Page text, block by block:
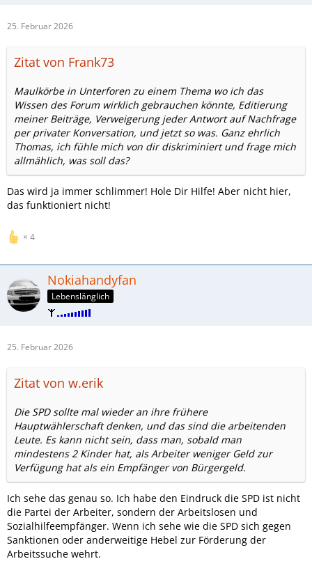
25. Februar 2026
Zitat von Frank73
Maulkörbe in Unterforen zu einem Thema wo ich das
Wissen des Forum wirklich gebrauchen könnte, Editierung
meiner Beiträge, Verweigerung jeder Antwort auf Nachfrage
per privater Konversation, und jetzt so was. Ganz ehrlich
Thomas, ich fühle mich von dir diskriminiert und frage mich
allmählich, was soll das?
Das wird ja immer schlimmer! Hole Dir Hilfe! Aber nicht hier,
das funktioniert nicht!
4
Nokiahandyfan
Lebenslänglich
25. Februar 2026
Zitat von w.erik
Die SPD sollte mal wieder an ihre frühere
Hauptwählerschaft denken, und das sind die arbeitenden
Leute. Es kann nicht sein, dass man, sobald man
mindestens 2 Kinder hat, als Arbeiter weniger Geld zur
Verfügung hat als ein Empfänger von Bürgergeld.
Ich sehe das genau so. Ich habe den Eindruck die SPD ist nicht
die Partei der Arbeiter, sondern der Arbeitslosen und
Sozialhilfeempfänger. Wenn ich sehe wie die SPD sich gegen
Sanktionen oder anderweitige Hebel zur Förderung der
Arbeitssuche wehrt.